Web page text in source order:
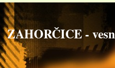
ZAHORČICE -